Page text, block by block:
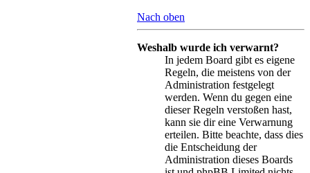
Nach oben
Weshalb wurde ich verwarnt?
In jedem Board gibt es eigene
Regeln, die meistens von der
Administration festgelegt
werden. Wenn du gegen eine
dieser Regeln verstoßen hast,
kann sie dir eine Verwarnung
erteilen. Bitte beachte, dass dies
die Entscheidung der
Administration dieses Boards